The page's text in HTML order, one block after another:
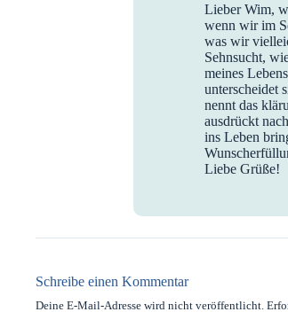
Lieber Wim,
wenn wir im
was wir
Sehnsucht,
meines
unterscheidet
nennt das
ausdrückt
ins Leben
Liebe Grüße!
Schreibe einen Kommentar
Deine E-Mail-Adresse wird nicht veröffentlicht.